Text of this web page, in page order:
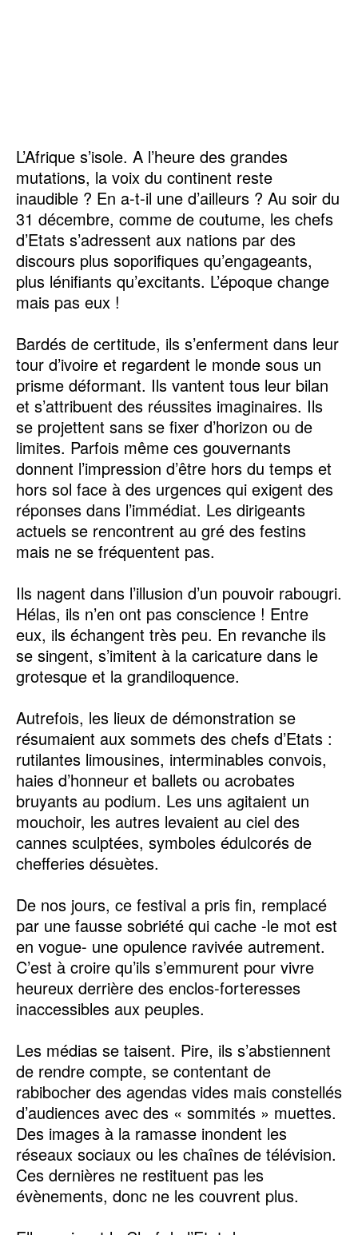
L’Afrique s’isole. A l’heure des grandes
mutations, la voix du continent reste
inaudible ? En a-t-il une d’ailleurs ? Au soir du
31 décembre, comme de coutume, les chefs
d’Etats s’adressent aux nations par des
discours plus soporifiques qu’engageants,
plus lénifiants qu’excitants. L’époque change
mais pas eux !
Bardés de certitude, ils s’enferment dans leur
tour d’ivoire et regardent le monde sous un
prisme déformant. Ils vantent tous leur bilan
et s’attribuent des réussites imaginaires. Ils
se projettent sans se fixer d’horizon ou de
limites. Parfois même ces gouvernants
donnent l’impression d’être hors du temps et
hors sol face à des urgences qui exigent des
réponses dans l’immédiat. Les dirigeants
actuels se rencontrent au gré des festins
mais ne se fréquentent pas.
Ils nagent dans l’illusion d’un pouvoir rabougri.
Hélas, ils n’en ont pas conscience ! Entre
eux, ils échangent très peu. En revanche ils
se singent, s’imitent à la caricature dans le
grotesque et la grandiloquence.
Autrefois, les lieux de démonstration se
résumaient aux sommets des chefs d’Etats :
rutilantes limousines, interminables convois,
haies d’honneur et ballets ou acrobates
bruyants au podium. Les uns agitaient un
mouchoir, les autres levaient au ciel des
cannes sculptées, symboles édulcorés de
chefferies désuètes.
De nos jours, ce festival a pris fin, remplacé
par une fausse sobriété qui cache -le mot est
en vogue- une opulence ravivée autrement.
C’est à croire qu’ils s’emmurent pour vivre
heureux derrière des enclos-forteresses
inaccessibles aux peuples.
Les médias se taisent. Pire, ils s’abstiennent
de rendre compte, se contentant de
rabibocher des agendas vides mais constellés
d’audiences avec des « sommités » muettes.
Des images à la ramasse inondent les
réseaux sociaux ou les chaînes de télévision.
Ces dernières ne restituent pas les
évènements, donc ne les couvrent plus.